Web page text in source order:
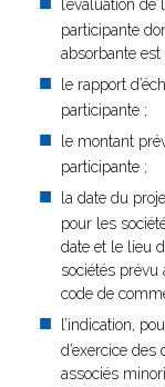
l’évaluation
participante
absorbante est
le rapport
participante ;
le montant
participante ;
la date du
pour les
date et le lieu
sociétés prévu
code de
l’indication,
d’exercice
associés